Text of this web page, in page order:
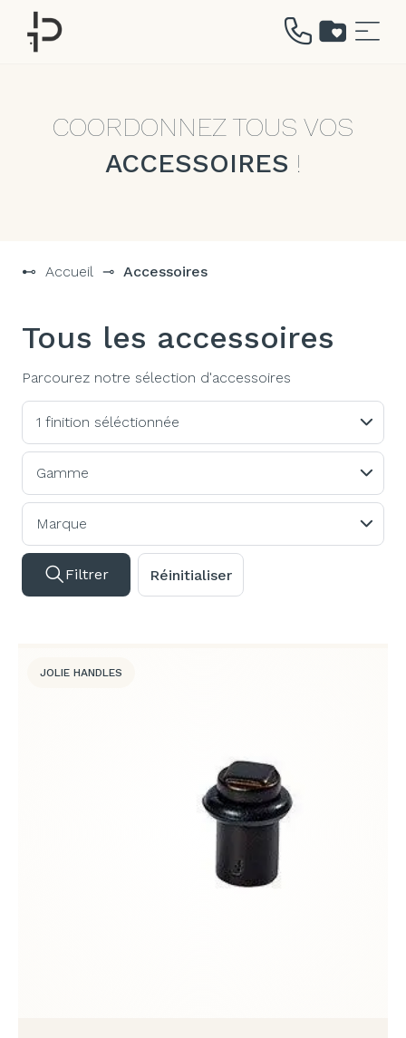
COORDONNEZ TOUS VOS
ACCESSOIRES !
⊷ Accueil ⊸ Accessoires
Tous les accessoires
Parcourez notre sélection d'accessoires
1 finition séléctionnée
Gamme
Marque
Filtrer Réinitialiser
JOLIE HANDLES